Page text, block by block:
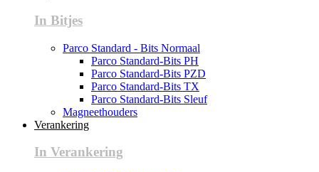
In Bitjes
Parco Standard - Bits Normaal
Parco Standard-Bits PH
Parco Standard-Bits PZD
Parco Standard-Bits TX
Parco Standard-Bits Sleuf
Magneethouders
Verankering
In Verankering